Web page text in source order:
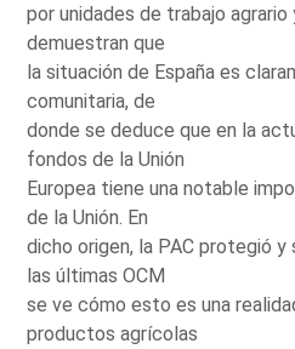
por unidades de trabajo
demuestran que
la situación de España es
comunitaria, de
donde se deduce que en la
fondos de la Unión
Europea tiene una notable
de la Unión. En
dicho origen, la PAC protegió
las últimas OCM
se ve cómo esto es una
productos agrícolas